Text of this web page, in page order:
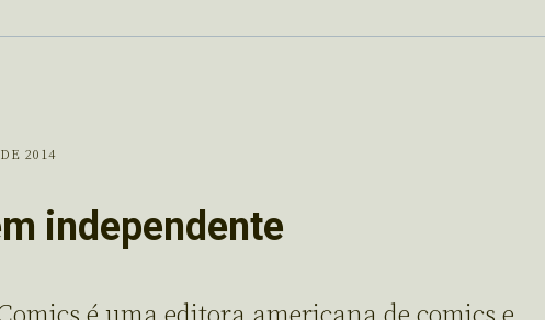
2014
independente